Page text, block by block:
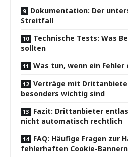
Dokumentation: Der
Streitfall
Technische Tests: Was
sollten
Was tun, wenn ein
Verträge mit
besonders wichtig sind
Fazit: Drittanbieter
nicht automatisch rechtlich
FAQ: Häufige Fragen zur
fehlerhaften Cookie-Bannern